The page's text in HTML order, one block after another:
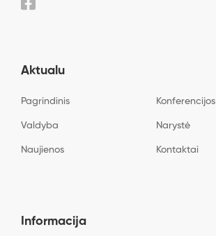
Aktualu
Pagrindinis Konferencijos
Valdyba Narystė
Naujienos Kontaktai
Informacija